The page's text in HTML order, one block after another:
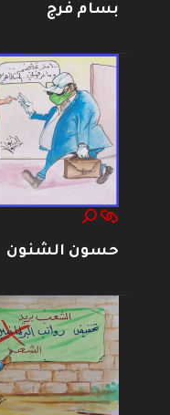
بسام فرج
حسون الشنون